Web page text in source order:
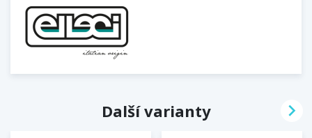
Další varianty 